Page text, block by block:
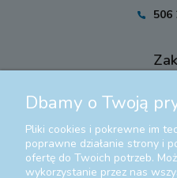
506
Moje
Dbamy o Twoją
Pliki cookies i pokrewne im
poprawne działanie strony i
ofertę do Twoich potrzeb.
wykorzystanie przez nas